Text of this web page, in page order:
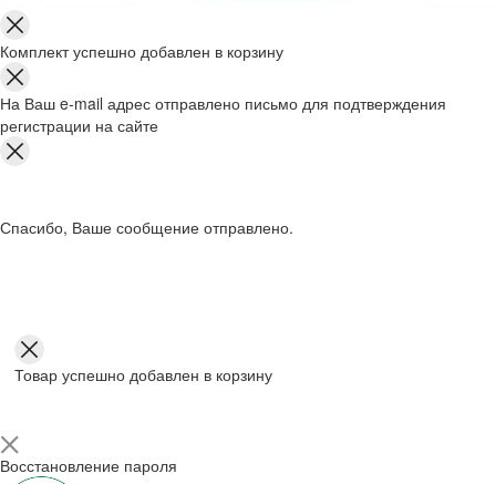
Комплект успешно добавлен в корзину
На Ваш e-mail адрес отправлено письмо для подтверждения
регистрации на сайте
Спасибо, Ваше сообщение отправлено.
Товар успешно добавлен в корзину
Восстановление пароля